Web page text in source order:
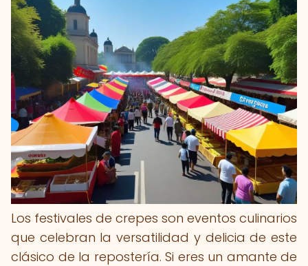
Los festivales de crepes son eventos culinarios
que celebran la versatilidad y delicia de este
clásico de la repostería. Si eres un amante de